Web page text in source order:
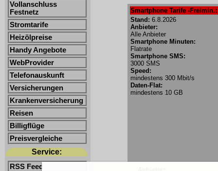
Vollanschluss
Festnetz
Stromtarife
Heizölpreise
Handy Angebote
WebProvider
Telefonauskunft
Versicherungen
Krankenversicherung
Reisen
Billigflüge
Preisvergleiche
Service:
RSS Feed
Smartphone Tarife -
Stand: 6.8.2026
Anbieter:
Alle Anbieter
Smartphone Minuten:
Flatrate
Smartphone SMS:
3000 SMS
Speed:
mindestens 300 Mbit/s
Daten-Flat:
mindestens 10 GB